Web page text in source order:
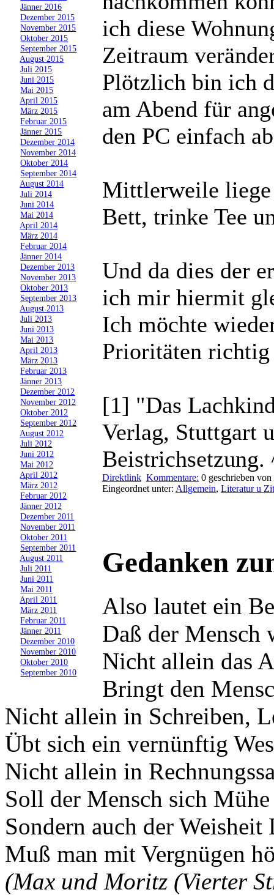
»Jänner 2016
»Dezember 2015
»November 2015
»Oktober 2015
September 2015
August 2015
»Juli 2015
»Juni 2015
»Mai 2015
April 2015
»März 2015
»Februar 2015
»Jänner 2015
»Dezember 2014
»November 2014
»Oktober 2014
September 2014
August 2014
»Juli 2014
»Juni 2014
»Mai 2014
April 2014
»März 2014
»Februar 2014
»Jänner 2014
»Dezember 2013
»November 2013
»Oktober 2013
September 2013
August 2013
»Juli 2013
»Juni 2013
»Mai 2013
April 2013
»März 2013
»Februar 2013
»Jänner 2013
»Dezember 2012
»November 2012
»Oktober 2012
September 2012
August 2012
»Juli 2012
»Juni 2012
»Mai 2012
April 2012
»März 2012
»Februar 2012
»Jänner 2012
»Dezember 2011
»November 2011
»Oktober 2011
September 2011
August 2011
»Juli 2011
»Juni 2011
»Mai 2011
April 2011
»März 2011
»Februar 2011
»Jänner 2011
»Dezember 2010
»November 2010
»Oktober 2010
September 2010
ich diese
Zeitraum
Plötzlich bin ich
am Abend für
den PC einfach
Mittlerweile
Bett, trinke Tee
Und da dies der
ich mir hiermit
Ich möchte
Prioritäten
[1] "Das
Verlag, Stuttgart
Beistrichsetzung.
Direktlink Kommentare: 0 geschrieben
Eingeordnet unter: Allgemein, Literatur u
Gedanken
Also lautet ein
Daß der Mensch
Nicht allein das
Bringt den
Nicht allein in Schreiben,
Übt sich ein vernünftig
Nicht allein in
Soll der Mensch sich Mühe
Sondern auch der Weisheit
Muß man mit Vergnügen
(Max und Moritz (Vierter